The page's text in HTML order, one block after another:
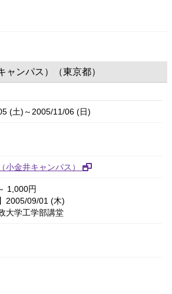
ャンパス）（東京都）
(土)～2005/11/06 (日)
小金井キャンパス）
1,000円
2005/09/01 (木)
大学工学部講堂